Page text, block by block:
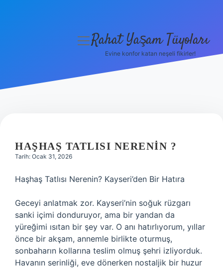
Hakkımızda
menüyü
Rahat Yaşam Tüyoları
Evine konfor katan neşeli fikirler!
HAŞHAŞ TATLISI NERENIN ?
Tarih: Ocak 31, 2026
Haşhaş Tatlısı Nerenin? Kayseri’den Bir Hatıra
Geceyi anlatmak zor. Kayseri’nin soğuk rüzgarı
sanki içimi donduruyor, ama bir yandan da
yüreğimi ısıtan bir şey var. O anı hatırlıyorum, yıllar
önce bir akşam, annemle birlikte oturmuş,
sonbaharın kollarına teslim olmuş şehri izliyorduk.
Havanın serinliği, eve dönerken nostaljik bir huzur